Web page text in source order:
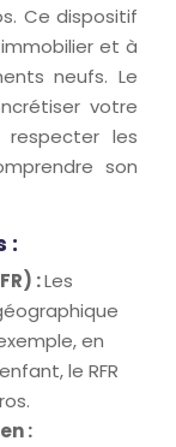
Ce dispositif
et à
neufs. Le
votre
les
son
:
:Les
en
le RFR
: